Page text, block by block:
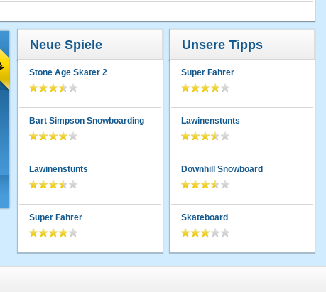
Neue Spiele
Stone Age Skater 2
Bart Simpson Snowboarding
Lawinenstunts
Super Fahrer
Unsere Tipps
Super Fahrer
Lawinenstunts
Downhill Snowboard
Skateboard